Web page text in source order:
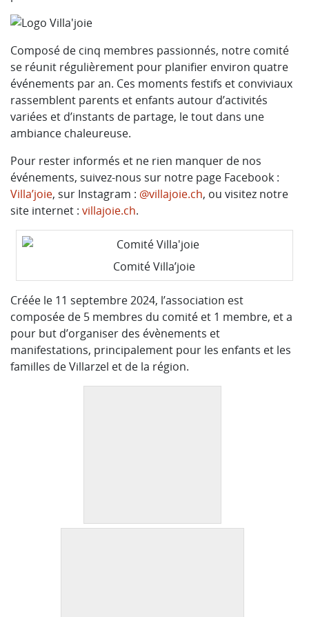
Composé de cinq membres passionnés, notre comité
se réunit régulièrement pour planifier environ quatre
événements par an. Ces moments festifs et conviviaux
rassemblent parents et enfants autour d’activités
variées et d’instants de partage, le tout dans une
ambiance chaleureuse.
Pour rester informés et ne rien manquer de nos
événements, suivez-nous sur notre page Facebook :
Villa’joie, sur Instagram : @villajoie.ch, ou visitez notre
site internet : villajoie.ch.
Comité Villa’joie
Créée le 11 septembre 2024, l’association est
composée de 5 membres du comité et 1 membre, et a
pour but d’organiser des évènements et
manifestations, principalement pour les enfants et les
familles de Villarzel et de la région.